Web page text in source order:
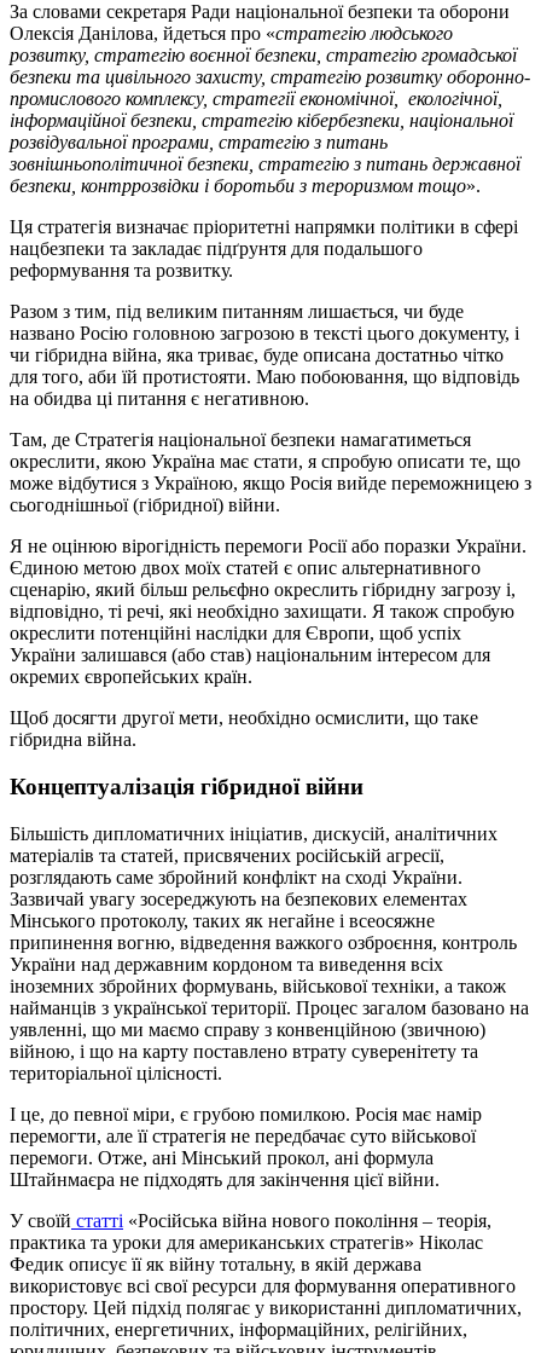
За словами секретаря Ради національної безпеки та оборони
Олексія Данілова, йдеться про «стратегію людського
розвитку, стратегію воєнної безпеки, стратегію громадської
безпеки та цивільного захисту, стратегію розвитку оборонно-
промислового комплексу, стратегії економічної, екологічної,
інформаційної безпеки, стратегію кібербезпеки, національної
розвідувальної програми, стратегію з питань
зовнішньополітичної безпеки, стратегію з питань державної
безпеки, контррозвідки і боротьби з тероризмом тощо».
Ця стратегія визначає пріоритетні напрямки політики в сфері
нацбезпеки та закладає підґрунтя для подальшого
реформування та розвитку.
Разом з тим, під великим питанням лишається, чи буде
названо Росію головною загрозою в тексті цього документу, і
чи гібридна війна, яка триває, буде описана достатньо чітко
для того, аби їй протистояти. Маю побоювання, що відповідь
на обидва ці питання є негативною.
Там, де Стратегія національної безпеки намагатиметься
окреслити, якою Україна має стати, я спробую описати те, що
може відбутися з Україною, якщо Росія вийде переможницею з
сьогоднішньої (гібридної) війни.
Я не оцінюю вірогідність перемоги Росії або поразки України.
Єдиною метою двох моїх статей є опис альтернативного
сценарію, який більш рельєфно окреслить гібридну загрозу і,
відповідно, ті речі, які необхідно захищати. Я також спробую
окреслити потенційні наслідки для Європи, щоб успіх
України залишався (або став) національним інтересом для
окремих європейських країн.
Щоб досягти другої мети, необхідно осмислити, що таке
гібридна війна.
Концептуалізація гібридної війни
Більшість дипломатичних ініціатив, дискусій, аналітичних
матеріалів та статей, присвячених російській агресії,
розглядають саме збройний конфлікт на сході України.
Зазвичай увагу зосереджують на безпекових елементах
Мінського протоколу, таких як негайне і всеосяжне
припинення вогню, відведення важкого озброєння, контроль
України над державним кордоном та виведення всіх
іноземних збройних формувань, військової техніки, а також
найманців з української території. Процес загалом базовано на
уявленні, що ми маємо справу з конвенційною (звичною)
війною, і що на карту поставлено втрату суверенітету та
територіальної цілісності.
І це, до певної міри, є грубою помилкою. Росія має намір
перемогти, але її стратегія не передбачає суто військової
перемоги. Отже, ані Мінський прокол, ані формула
Штайнмаєра не підходять для закінчення цієї війни.
У своїй статті «Російська війна нового покоління – теорія,
практика та уроки для американських стратегів» Ніколас
Федик описує її як війну тотальну, в якій держава
використовує всі свої ресурси для формування оперативного
простору. Цей підхід полягає у використанні дипломатичних,
політичних, енергетичних, інформаційних, релігійних,